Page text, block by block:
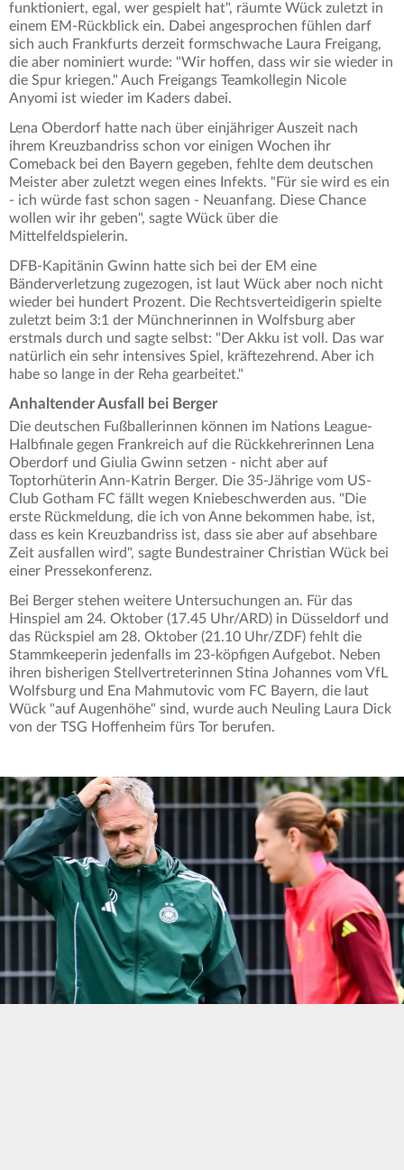
funktioniert, egal, wer gespielt hat", räumte Wück zuletzt in
einem EM-Rückblick ein. Dabei angesprochen fühlen darf
sich auch Frankfurts derzeit formschwache Laura Freigang,
die aber nominiert wurde: "Wir hoffen, dass wir sie wieder in
die Spur kriegen." Auch Freigangs Teamkollegin Nicole
Anyomi ist wieder im Kaders dabei.
Lena Oberdorf hatte nach über einjähriger Auszeit nach
ihrem Kreuzbandriss schon vor einigen Wochen ihr
Comeback bei den Bayern gegeben, fehlte dem deutschen
Meister aber zuletzt wegen eines Infekts. "Für sie wird es ein
- ich würde fast schon sagen - Neuanfang. Diese Chance
wollen wir ihr geben", sagte Wück über die
Mittelfeldspielerin.
DFB-Kapitänin Gwinn hatte sich bei der EM eine
Bänderverletzung zugezogen, ist laut Wück aber noch nicht
wieder bei hundert Prozent. Die Rechtsverteidigerin spielte
zuletzt beim 3:1 der Münchnerinnen in Wolfsburg aber
erstmals durch und sagte selbst: "Der Akku ist voll. Das war
natürlich ein sehr intensives Spiel, kräftezehrend. Aber ich
habe so lange in der Reha gearbeitet."
Anhaltender Ausfall bei Berger
Die deutschen Fußballerinnen können im Nations League-
Halbfinale gegen Frankreich auf die Rückkehrerinnen Lena
Oberdorf und Giulia Gwinn setzen - nicht aber auf
Toptorhüterin Ann-Katrin Berger. Die 35-Jährige vom US-
Club Gotham FC fällt wegen Kniebeschwerden aus. "Die
erste Rückmeldung, die ich von Anne bekommen habe, ist,
dass es kein Kreuzbandriss ist, dass sie aber auf absehbare
Zeit ausfallen wird", sagte Bundestrainer Christian Wück bei
einer Pressekonferenz.
Bei Berger stehen weitere Untersuchungen an. Für das
Hinspiel am 24. Oktober (17.45 Uhr/ARD) in Düsseldorf und
das Rückspiel am 28. Oktober (21.10 Uhr/ZDF) fehlt die
Stammkeeperin jedenfalls im 23-köpfigen Aufgebot. Neben
ihren bisherigen Stellvertreterinnen Stina Johannes vom VfL
Wolfsburg und Ena Mahmutovic vom FC Bayern, die laut
Wück "auf Augenhöhe" sind, wurde auch Neuling Laura Dick
von der TSG Hoffenheim fürs Tor berufen.